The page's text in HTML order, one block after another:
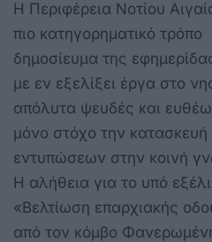
Η Περιφέρεια Νοτίου
πιο κατηγορηματικό
δημοσίευμα της
με εν εξελίξει έργα στο
απόλυτα ψευδές και
μόνο στόχο την
εντυπώσεων στην κοινή
H αλήθεια για το υπό
«Βελτίωση επαρχιακής
από τον κόμβο